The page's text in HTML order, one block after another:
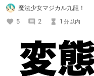
魔法少女マジカル九龍！
5
2 1 分以内